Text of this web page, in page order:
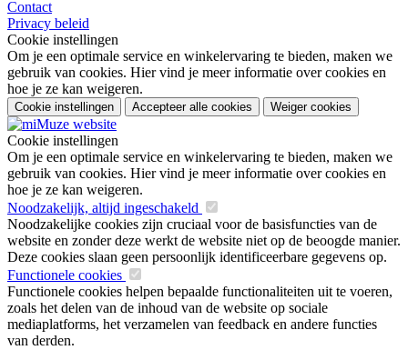
Contact
Privacy beleid
Cookie instellingen
Om je een optimale service en winkelervaring te bieden, maken we
gebruik van cookies. Hier vind je meer informatie over cookies en
hoe je ze kan weigeren.
Cookie instellingen Accepteer alle cookies Weiger cookies
Cookie instellingen
Om je een optimale service en winkelervaring te bieden, maken we
gebruik van cookies. Hier vind je meer informatie over cookies en
hoe je ze kan weigeren.
Noodzakelijk, altijd ingeschakeld
Noodzakelijke cookies zijn cruciaal voor de basisfuncties van de
website en zonder deze werkt de website niet op de beoogde manier.
Deze cookies slaan geen persoonlijk identificeerbare gegevens op.
Functionele cookies
Functionele cookies helpen bepaalde functionaliteiten uit te voeren,
zoals het delen van de inhoud van de website op sociale
mediaplatforms, het verzamelen van feedback en andere functies
van derden.